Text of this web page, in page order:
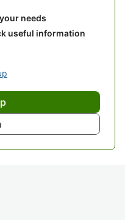
needs
useful information